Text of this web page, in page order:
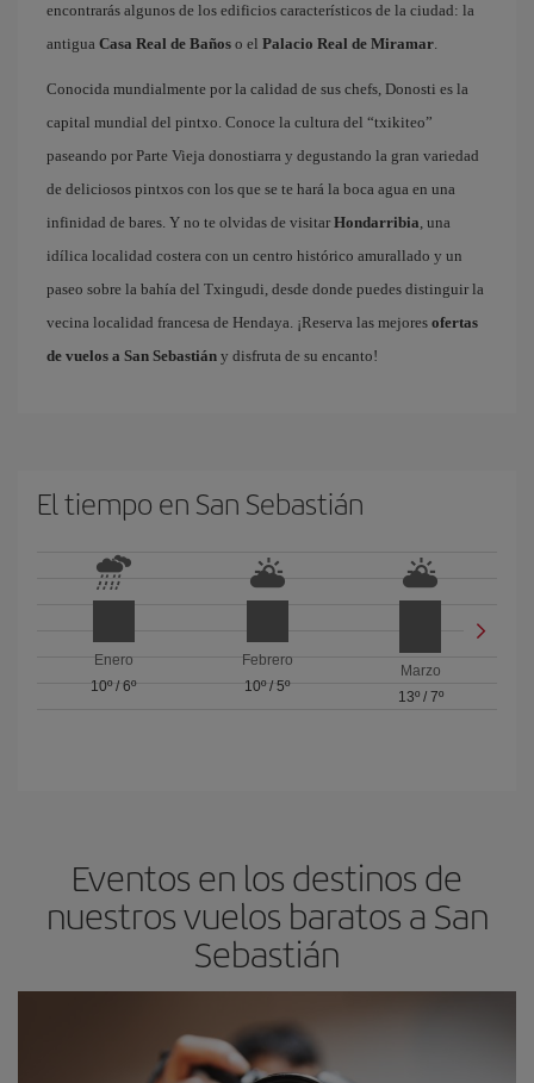
encontrarás algunos de los edificios característicos de la ciudad: la
antigua Casa Real de Baños o el Palacio Real de Miramar.
Conocida mundialmente por la calidad de sus chefs, Donosti es la
capital mundial del pintxo. Conoce la cultura del “txikiteo”
paseando por Parte Vieja donostiarra y degustando la gran variedad
de deliciosos pintxos con los que se te hará la boca agua en una
infinidad de bares. Y no te olvidas de visitar Hondarribia, una
idílica localidad costera con un centro histórico amurallado y un
paseo sobre la bahía del Txingudi, desde donde puedes distinguir la
vecina localidad francesa de Hendaya. ¡Reserva las mejores ofertas
de vuelos a San Sebastián y disfruta de su encanto!
El tiempo en San Sebastián
Enero
10º/6º
Febrero
10º/ 5º
Marzo
13º/ 7º
Eventos en los destinos de
nuestros vuelos baratos a San
Sebastián